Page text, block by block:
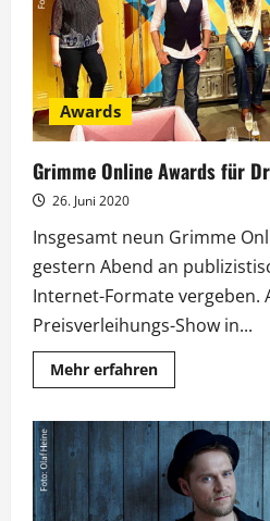
Awards
Grimme Online Awards für
26. Juni 2020
Insgesamt neun Grimme
gestern Abend an
Internet-Formate vergeben.
Preisverleihungs-Show in...
Mehr erfahrenMehr
Informationen
Online
Awards
für
Drosten
und
Rezo